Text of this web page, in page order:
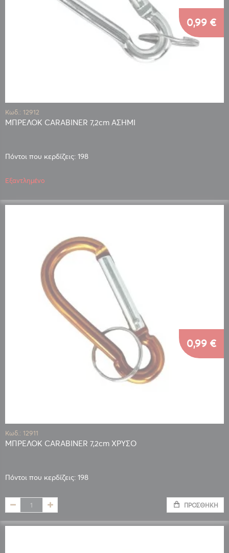
Κωδ.: 12912
ΜΠΡΕΛΟΚ CARABINER 7,2cm ΑΣΗΜΙ
Πόντοι που κερδίζεις: 198
0,99 €
Εξαντλημένο
Κωδ.: 12911
ΜΠΡΕΛΟΚ CARABINER 7,2cm ΧΡΥΣΟ
Πόντοι που κερδίζεις: 198
0,99 €
ΠΡΟΣΘΉΚΗ